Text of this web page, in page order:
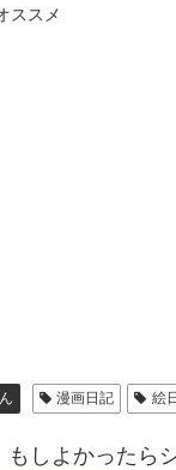
ススメ
漫画日記 絵
もしよかったら